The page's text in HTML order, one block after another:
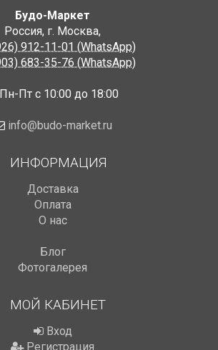
Будо-Маркет
Россия, г. Москва,
912-11-01 (WhatsApp)
683-35-76 (WhatsApp)
Пн-Пт с 10:00 до 18:00
info@budo-market.ru
ИНФОРМАЦИЯ
Доставка
Оплата
О нас
Блог
Фотогалерея
МОЙ КАБИНЕТ
Вход
Регистрация